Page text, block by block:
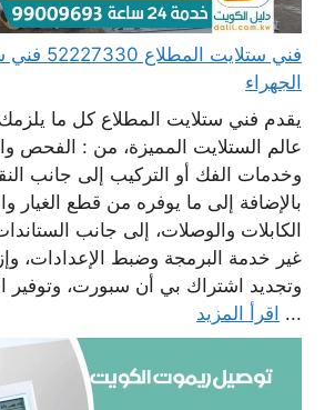
فني ستلايت
الجهراء
يقدم فني ستلايت المطلاع كل ما
عالم الستلايت المميزة، من : الفحص
وخدمات الفك أو التركيب إلى جانب
بالإضافة إلى ما يوفره من قطع الغيار
الكابلات والوصلات، إلى جانب
غير خدمة البرمجة وضبط الإعدادات،
وتجديد اشتراك بي أن سبورت، وتوفير
... اقرأ المزيد